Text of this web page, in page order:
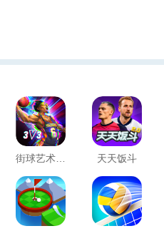
街球艺术安卓版 天天饭斗